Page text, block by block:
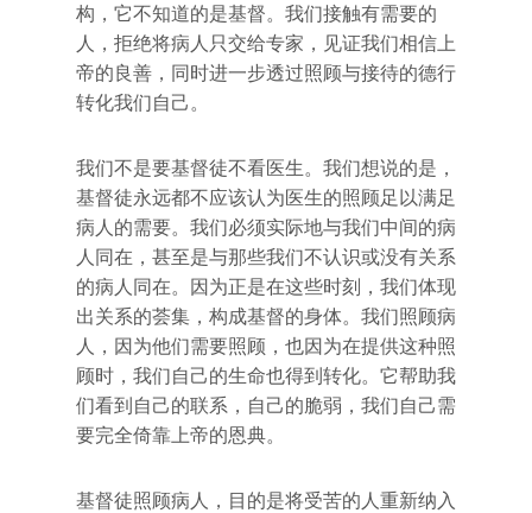
构，它不知道的是基督。我们接触有需要的
人，拒绝将病人只交给专家，见证我们相信上
帝的良善，同时进一步透过照顾与接待的德行
转化我们自己。
我们不是要基督徒不看医生。我们想说的是，
基督徒永远都不应该认为医生的照顾足以满足
病人的需要。我们必须实际地与我们中间的病
人同在，甚至是与那些我们不认识或没有关系
的病人同在。因为正是在这些时刻，我们体现
出关系的荟集，构成基督的身体。我们照顾病
人，因为他们需要照顾，也因为在提供这种照
顾时，我们自己的生命也得到转化。它帮助我
们看到自己的联系，自己的脆弱，我们自己需
要完全倚靠上帝的恩典。
基督徒照顾病人，目的是将受苦的人重新纳入